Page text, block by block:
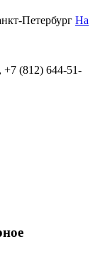
Петербург На
+7 (812) 644-51-